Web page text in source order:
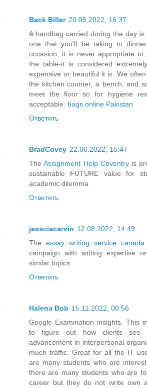
Back Biller 20.05.2022, 16:37
A handbag carried during the day
one that you'll be taking to
occasion, it is never appropriate to
the table-it is considered
expensive or beautiful it is. We
the kitchen counter, a bench, and
meet the floor so for hygiene
acceptable. bags online Pakistan
Ответить
BradCovey 22.06.2022, 15:47
TheAssignment Help Coventryis
sustainable FUTURE value for
academic dilemma
Ответить
jessciacarvin 12.08.2022, 14:49
The essay writing service canada
campaign with writing expertise
similar topics
Ответить
Halena Bob 15.11.2022, 00:56
Google Examination insights. This
to figure out how clients see
advancement in interpersonal
much traffic. Great for all the IT
are many students who are
there are many students who are
career but they do not write own